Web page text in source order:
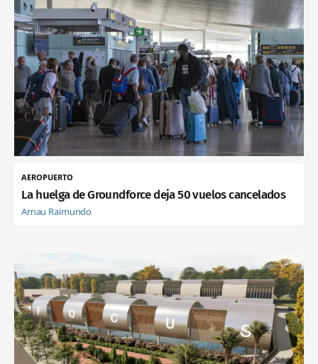
AEROPUERTO
La huelga de Groundforce deja 50 vuelos cancelados
Arnau Raimundo